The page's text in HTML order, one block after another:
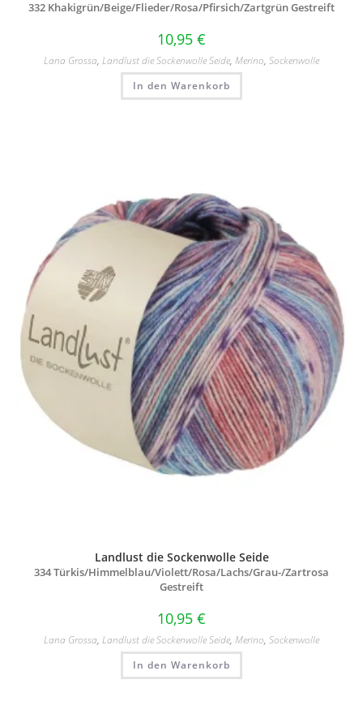
332 Khakigrün/Beige/Flieder/Rosa/Pfirsich/Zartgrün Gestreift
10,95 €
Lana Grossa, Landlust die Sockenwolle Seide, Merino, Sockenwolle
In den Warenkorb
Landlust die Sockenwolle Seide
334 Türkis/Himmelblau/Violett/Rosa/Lachs/Grau-/Zartrosa
Gestreift
10,95 €
Lana Grossa, Landlust die Sockenwolle Seide, Merino, Sockenwolle
In den Warenkorb